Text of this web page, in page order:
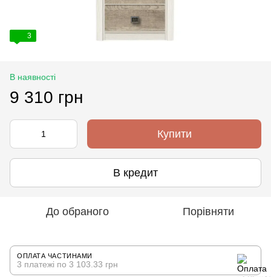
3
В наявності
9 310 грн
Купити
В кредит
До обраного Порівняти
ОПЛАТА ЧАСТИНАМИ
3 платежі по 3 103.33 грн